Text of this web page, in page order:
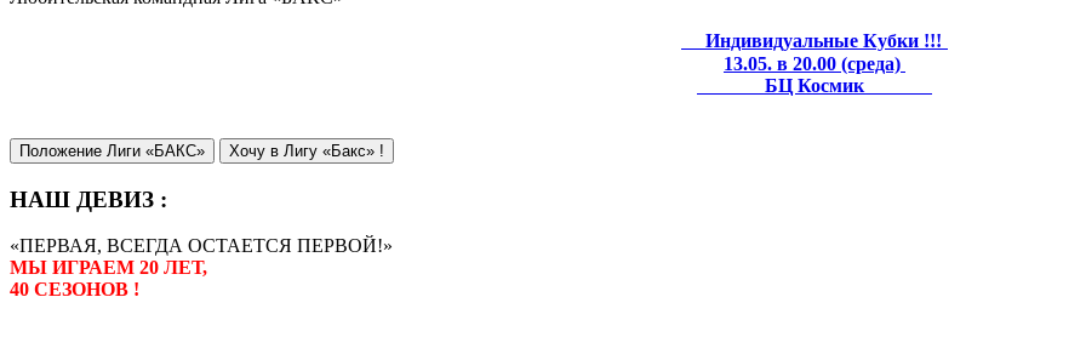
Индивидуальные Кубки !!!
13.05. в 20.00 (среда)
БЦ Космик
Положение Лиги «БАКС» Хочу в Лигу «Бакс» !
НАШ ДЕВИЗ :
«ПЕРВАЯ, ВСЕГДА ОСТАЕТСЯ ПЕРВОЙ!»
МЫ ИГРАЕМ 20 ЛЕТ,
40 СЕЗОНОВ !